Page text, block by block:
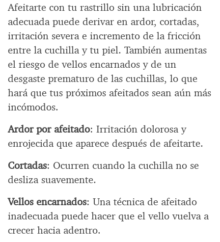
Afeitarte con tu rastrillo sin una lubricación
adecuada puede derivar en ardor, cortadas,
irritación severa e incremento de la fricción
entre la cuchilla y tu piel. También aumentas
el riesgo de vellos encarnados y de un
desgaste prematuro de las cuchillas, lo que
hará que tus próximos afeitados sean aún más
incómodos.
Ardor por afeitado: Irritación dolorosa y
enrojecida que aparece después de afeitarte.
Cortadas: Ocurren cuando la cuchilla no se
desliza suavemente.
Vellos encarnados: Una técnica de afeitado
inadecuada puede hacer que el vello vuelva a
crecer hacia adentro.